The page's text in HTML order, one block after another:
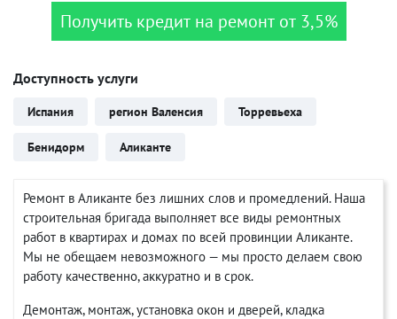
Получить кредит на ремонт от 3,5%
Доступность услуги
Испания регион Валенсия Торревьеха
Бенидорм Аликанте
Ремонт в Аликанте без лишних слов и промедлений. Наша
строительная бригада выполняет все виды ремонтных
работ в квартирах и домах по всей провинции Аликанте.
Мы не обещаем невозможного — мы просто делаем свою
работу качественно, аккуратно и в срок.
Демонтаж, монтаж, установка окон и дверей, кладка